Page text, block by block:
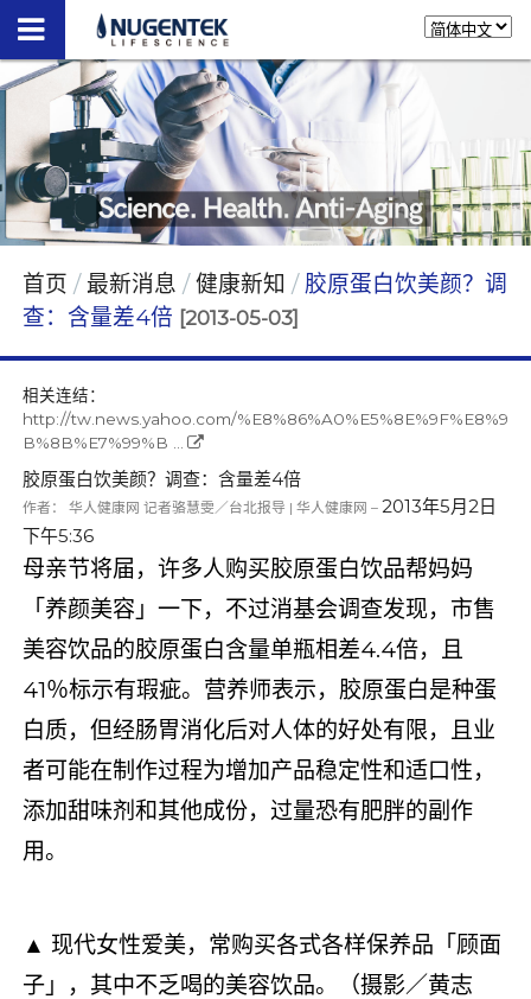
首页 最新消息 健康新知
胶原蛋白饮美颜？调
查：含量差4倍 [2013-05-03]
相关连结：
http://tw.news.yahoo.com/%E8%86%A0%E5%8E%9F%E8%9
B%8B%E7%99%B ...
胶原蛋白饮美颜？调查：含量差4倍
作者： 华人健康网 记者骆慧雯／台北报导 | 华人健康网 – 2013年5月2日
下午5:36
母亲节将届，许多人购买胶原蛋白饮品帮妈妈
「养颜美容」一下，不过消基会调查发现，市售
美容饮品的胶原蛋白含量单瓶相差4.4倍，且
41％标示有瑕疵。营养师表示，胶原蛋白是种蛋
白质，但经肠胃消化后对人体的好处有限，且业
者可能在制作过程为增加产品稳定性和适口性，
添加甜味剂和其他成份，过量恐有肥胖的副作
用。
▲ 现代女性爱美，常购买各式各样保养品「顾面
子」，其中不乏喝的美容饮品。（摄影／黄志